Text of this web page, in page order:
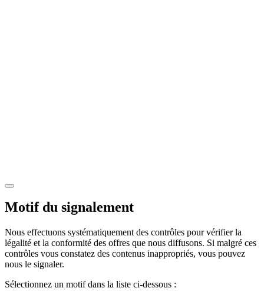
Motif du signalement
Nous effectuons systématiquement des contrôles pour vérifier la
légalité et la conformité des offres que nous diffusons. Si malgré ces
contrôles vous constatez des contenus inappropriés, vous pouvez
nous le signaler.
Sélectionnez un motif dans la liste ci-dessous :